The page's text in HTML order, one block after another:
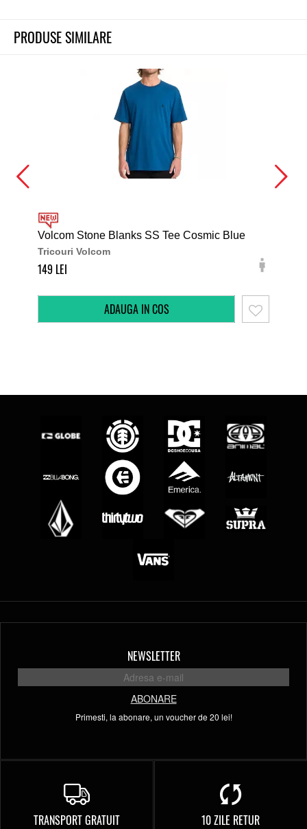
PRODUSE SIMILARE
Volcom Stone Blanks SS Tee Cosmic Blue
Tricouri Volcom
149
NEWSLETTER
ABONARE
Primesti, la abonare, un voucher de 20 lei!
TRANSPORT GRATUIT 10 ZILE RETUR